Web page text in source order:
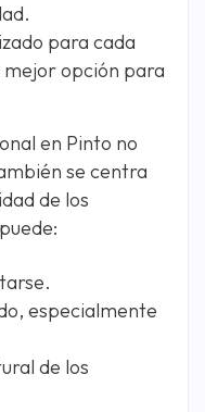
para cada
opción para
en Pinto no
se centra
de los
especialmente
de los